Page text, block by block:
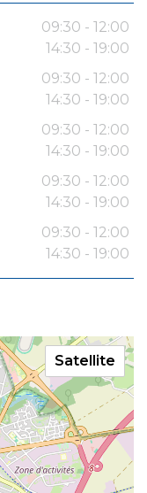
09:30 - 12:00
14:30 - 19:00
09:30 - 12:00
14:30 - 19:00
09:30 - 12:00
14:30 - 19:00
09:30 - 12:00
14:30 - 19:00
09:30 - 12:00
14:30 - 19:00
Satellite